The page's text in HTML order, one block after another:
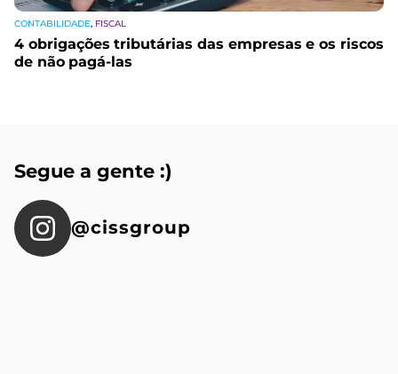
CONTABILIDADE, FISCAL
4 obrigações tributárias das empresas e os riscos
de não pagá-las
Segue a gente :)
@cissgroup